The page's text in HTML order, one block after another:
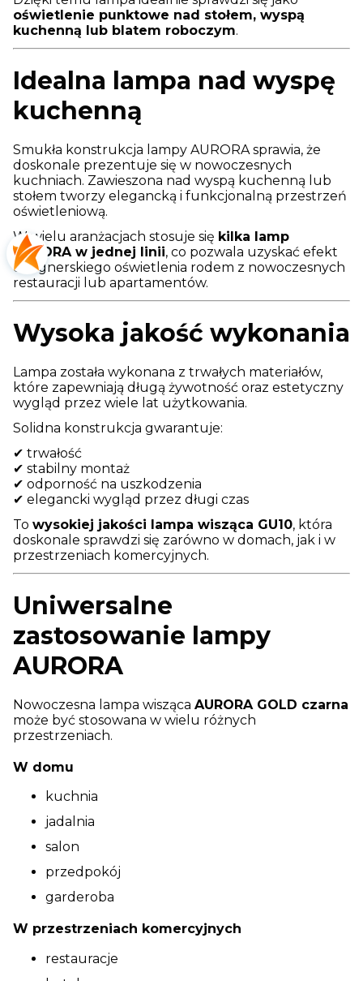
oświetlenie punktowe nad stołem, wyspą
kuchenną lub blatem roboczym.
Idealna lampa nad wyspę
kuchenną
Smukła konstrukcja lampy AURORA sprawia, że
doskonale prezentuje się w nowoczesnych
kuchniach. Zawieszona nad wyspą kuchenną lub
stołem tworzy elegancką i funkcjonalną przestrzeń
oświetleniową.
W wielu aranżacjach stosuje się kilka lamp
AURORA w jednej linii, co pozwala uzyskać efekt
designerskiego oświetlenia rodem z nowoczesnych
restauracji lub apartamentów.
Wysoka jakość wykonania
Lampa została wykonana z trwałych materiałów,
które zapewniają długą żywotność oraz estetyczny
wygląd przez wiele lat użytkowania.
Solidna konstrukcja gwarantuje:
✔ trwałość
✔ stabilny montaż
✔ odporność na uszkodzenia
✔ elegancki wygląd przez długi czas
To wysokiej jakości lampa wisząca GU10, która
doskonale sprawdzi się zarówno w domach, jak i w
przestrzeniach komercyjnych.
Uniwersalne
zastosowanie lampy
AURORA
Nowoczesna lampa wisząca AURORA GOLD czarna
może być stosowana w wielu różnych
przestrzeniach.
W domu
kuchnia
jadalnia
salon
przedpokój
garderoba
W przestrzeniach komercyjnych
restauracje